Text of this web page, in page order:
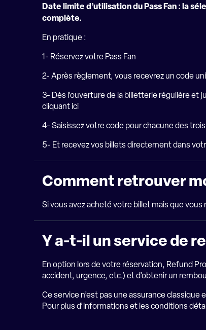
Date limite d’utilisation du Pass Fan : la
complète.
En pratique :
1- Réservez votre Pass Fan
2- Après règlement, vous recevrez un code
3- Dès l’ouverture de la billetterie régulière et
cliquant ici
4- Saisissez votre code pour chacune des
5- Et recevez vos billets directement dans
Comment
Si vous avez acheté votre billet mais que
Y a-t-il un service de
En option lors de votre réservation, Refund
accident, urgence, etc.) et d’obtenir un
Ce service n’est pas une assurance classique
Pour plus d’informations et les conditions